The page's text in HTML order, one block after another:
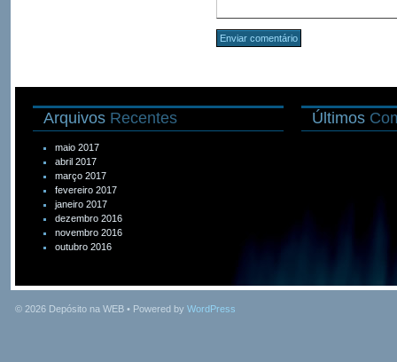
Arquivos Recentes
maio 2017
abril 2017
março 2017
fevereiro 2017
janeiro 2017
dezembro 2016
novembro 2016
outubro 2016
Últimos
© 2026 Depósito na WEB • Powered by WordPress